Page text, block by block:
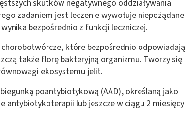
skutków negatywnego oddziaływania
zadaniem jest leczenie wywołuje niepożądane
bezpośrednio z funkcji leczniczej.
które bezpośrednio odpowiadają
także florę bakteryjną organizmu. Tworzy się
ekosystemu jelit.
poantybiotykową (AAD), określaną jako
antybiotykoterapii lub jeszcze w ciągu 2 miesięcy
źródeł